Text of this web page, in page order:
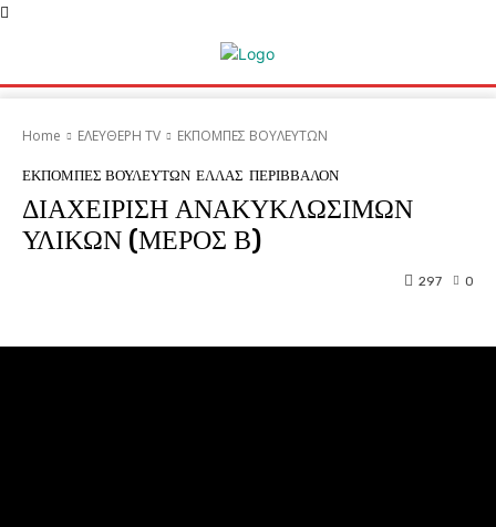
Home ΕΛΕΥΘΕΡΗ ΤV ΕΚΠΟΜΠΕΣ ΒΟΥΛΕΥΤΩΝ
ΕΚΠΟΜΠΕΣ ΒΟΥΛΕΥΤΩΝ ΕΛΛΑΣ ΠΕΡΙΒΒΑΛΟΝ
ΔΙΑΧΕΙΡΙΣΗ ΑΝΑΚΥΚΛΩΣΙΜΩΝ
ΥΛΙΚΩΝ (ΜΕΡΟΣ Β)
0
297